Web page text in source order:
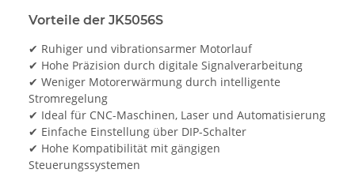
Vorteile der JK5056S
✔ Ruhiger und vibrationsarmer Motorlauf
✔ Hohe Präzision durch digitale Signalverarbeitung
✔ Weniger Motorerwärmung durch intelligente
Stromregelung
✔ Ideal für CNC-Maschinen, Laser und Automatisierung
✔ Einfache Einstellung über DIP-Schalter
✔ Hohe Kompatibilität mit gängigen
Steuerungssystemen